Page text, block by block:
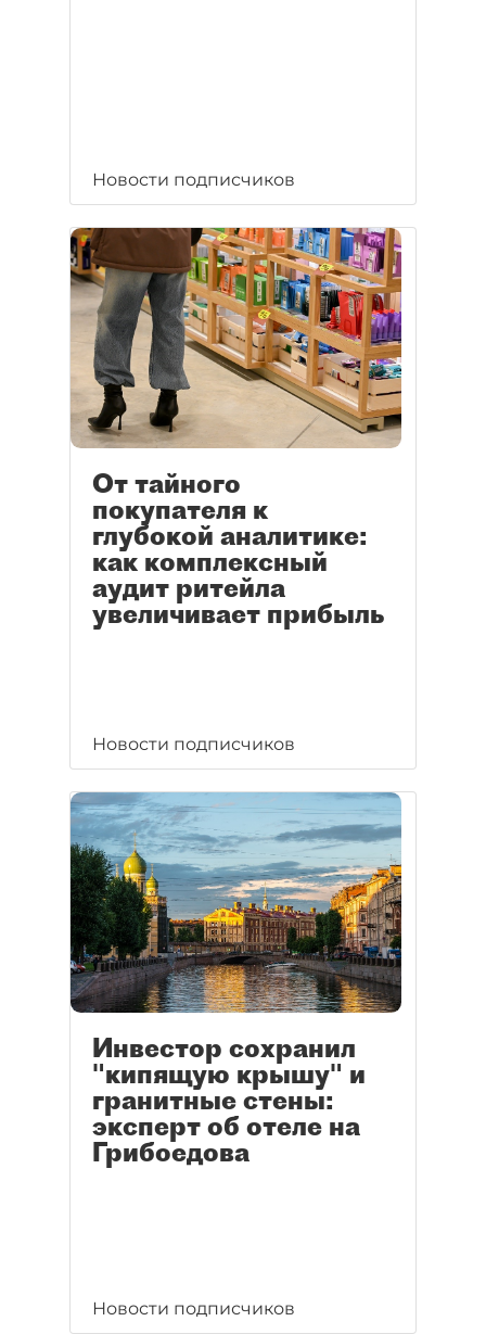
Новости подписчиков
От тайного
покупателя к
глубокой аналитике:
как комплексный
аудит ритейла
увеличивает прибыль
Новости подписчиков
Инвестор сохранил
"кипящую крышу" и
гранитные стены:
эксперт об отеле на
Грибоедова
Новости подписчиков